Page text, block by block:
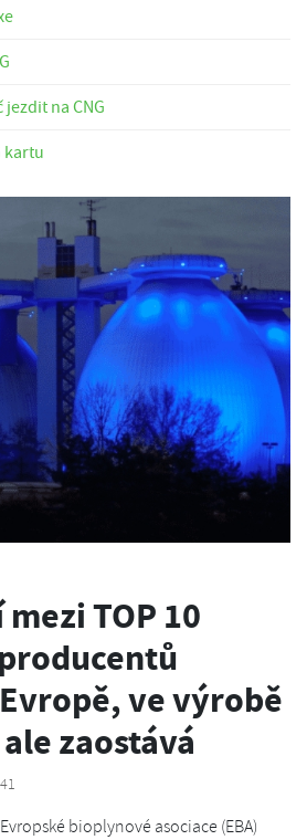
jezdit na CNG
kartu
TOP 10
ve výrobě
zaostává
bioplynové asociace (EBA)